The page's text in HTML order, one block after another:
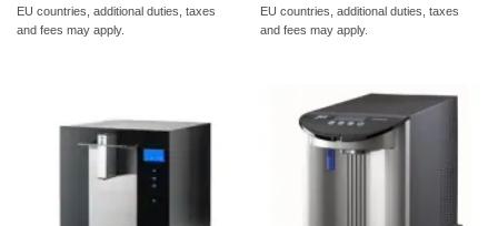
EU countries, additional duties, taxes
and fees may apply.
EU countries, additional duties, taxes
and fees may apply.